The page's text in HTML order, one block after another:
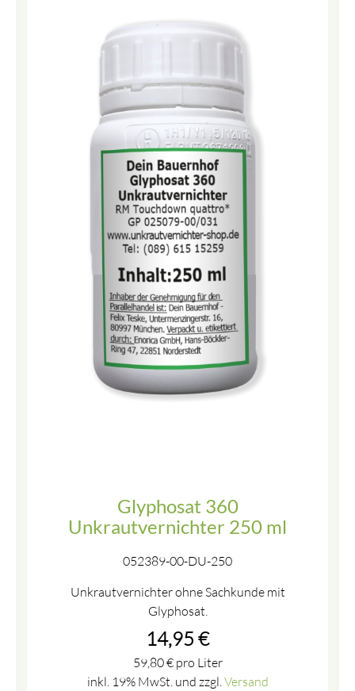
Glyphosat 360
Unkrautvernichter 250 ml
052389-00-DU-250
Unkrautvernichter ohne Sachkunde mit
Glyphosat.
14,95 €
59,80€pro Liter
inkl. 19% MwSt. und zzgl.Versand